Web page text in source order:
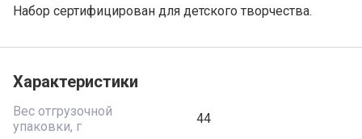
Набор сертифицирован для детского творчества.
Характеристики
Вес отгрузочной
упаковки, г
44